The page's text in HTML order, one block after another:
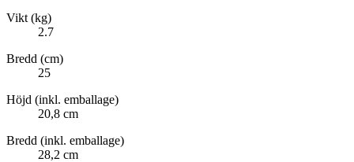
Vikt (kg)
2.7
Bredd (cm)
25
Höjd (inkl. emballage)
20,8 cm
Bredd (inkl. emballage)
28,2 cm